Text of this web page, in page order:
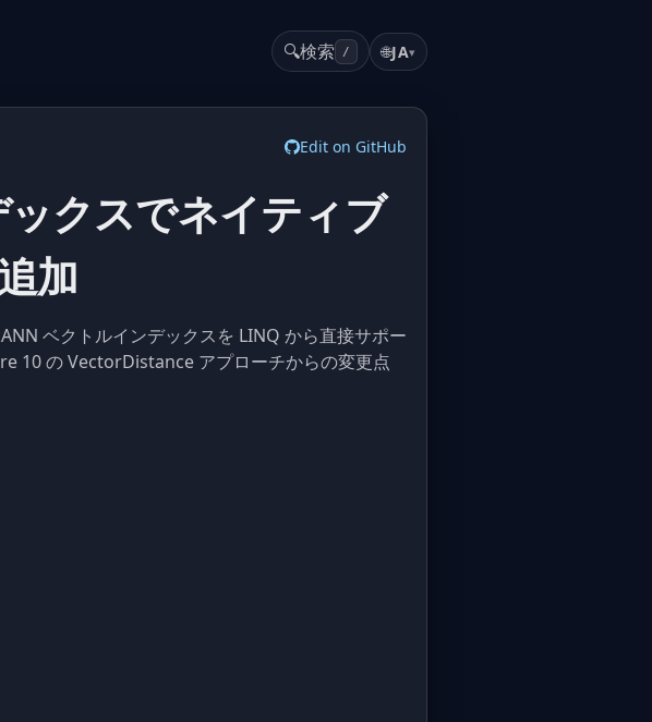
🔍検索 / 🌐JA▾
Edit on GitHub
クスでネイティブ
加
ベクトルインデックスを LINQ から直接サポー
10 の VectorDistance アプローチからの変更点